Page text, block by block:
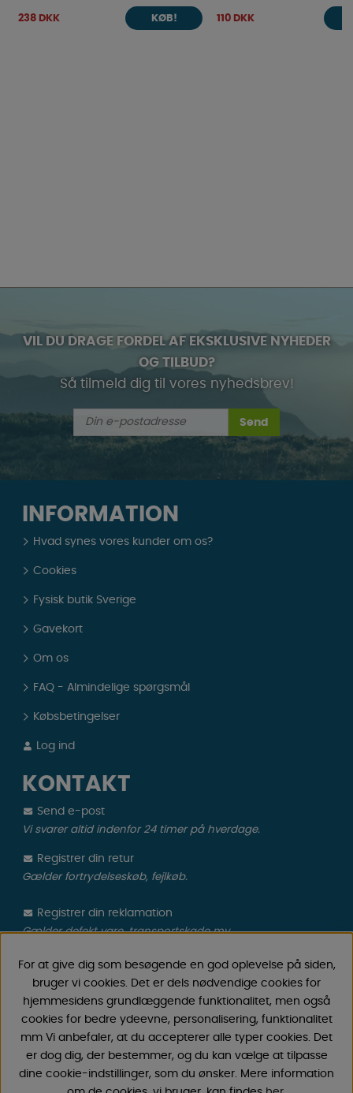
238 DKK KØB! 110 DKK
VIL DU DRAGE FORDEL AF EKSKLUSIVE NYHEDER
OG TILBUD?
Så tilmeld dig til vores nyhedsbrev!
Send
INFORMATION
Hvad synes vores kunder om os?
Cookies
Fysisk butik Sverige
Gavekort
Om os
FAQ - Almindelige spørgsmål
Købsbetingelser
Log ind
KONTAKT
Send e-post
Vi svarer altid indenfor 24 timer på hverdage.
Registrer din retur
Gælder fortrydelseskøb, fejlkøb.
Registrer din reklamation
Gælder defekt vare, transportskade mv.
CAMPMARKET
Vi har oparbejdet stor erfaring med campingvogne &
autocamper tilbehør gennem årene, fordi vi har
forhandlet campingvogne & autocampere samt
reservedele og tilbehør til disse siden 1968. Vi tilbyder et
bredt udvalg af forskellige varer inden for camping &
For at give dig som besøgende en god oplevelse på siden,
bruger vi cookies. Det er dels nødvendige cookies for
hjemmesidens grundlæggende funktionalitet, men også
cookies for bedre ydeevne, personalisering, funktionalitet
mm Vi anbefaler, at du accepterer alle typer cookies. Det
er dog dig, der bestemmer, og du kan vælge at tilpasse
dine cookie-indstillinger, som du ønsker. Mere information